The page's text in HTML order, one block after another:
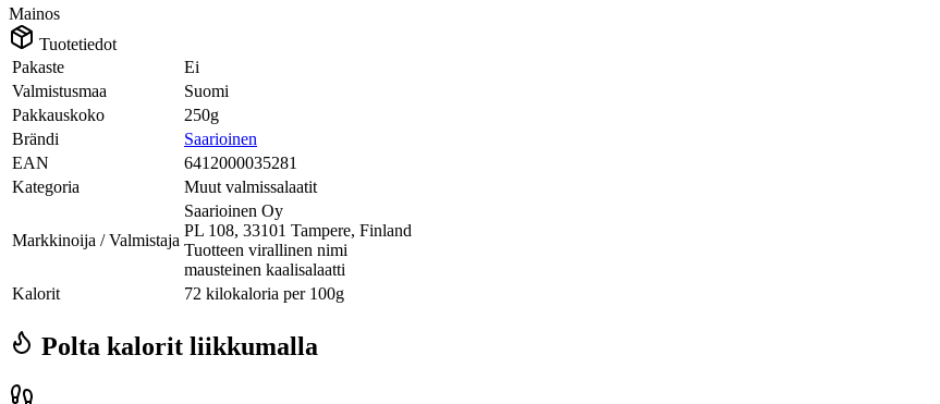
Mainos
Tuotetiedot
Pakaste
Ei
Valmistusmaa
Suomi
Pakkauskoko
250g
Brändi
Saarioinen
EAN
6412000035281
Kategoria
Muut valmissalaatit
Markkinoija / Valmistaja
Saarioinen Oy
PL 108, 33101 Tampere, Finland
Tuotteen virallinen nimi
mausteinen kaalisalaatti
Kalorit
72 kilokaloria per 100g
Polta kalorit liikkumalla